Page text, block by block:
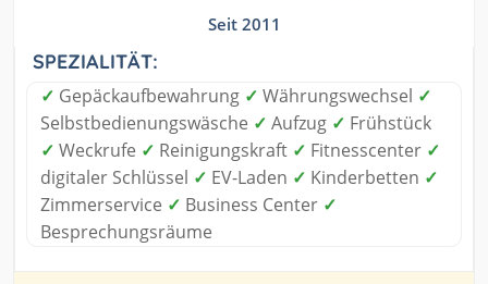
Seit 2011
SPEZIALITÄT:
✓ Gepäckaufbewahrung ✓ Währungswechsel ✓
Selbstbedienungswäsche ✓ Aufzug ✓ Frühstück
✓ Weckrufe ✓ Reinigungskraft ✓ Fitnesscenter ✓
digitaler Schlüssel ✓ EV-Laden ✓ Kinderbetten ✓
Zimmerservice ✓ Business Center ✓
Besprechungsräume